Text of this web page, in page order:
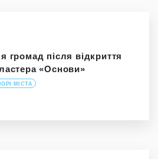
громад після відкриття
«Основи»
МІСТА